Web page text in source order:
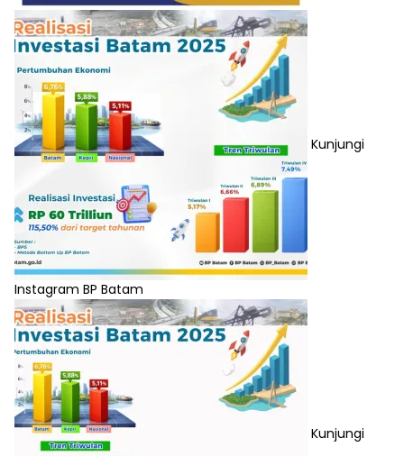
Kunjungi
Instagram BP Batam
Kunjungi